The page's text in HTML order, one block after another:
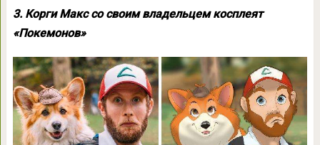
3. Корги Макс со своим владельцем косплеят
«Покемонов»